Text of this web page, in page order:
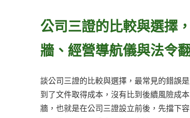
公司三證的比較與選擇
牆、經營導航儀與法令
談公司三證的比較與選擇，最常見的錯誤
到了文件取得成本，沒有比到後續風險成
牆，也就是在公司三證設立前後，先擋下